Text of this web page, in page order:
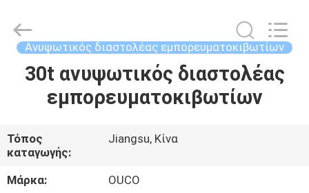
ΣΠΊΤΙ
ΒΊΝΤΕΟ
GROUP
Reserved.
Ανυψωτικός διαστολέας εμπορευματοκιβωτίων
30t ανυψωτικός διαστολέας
εμπορευματοκιβωτίων
Τόπος
καταγωγής:
Jiangsu, Κίνα
Μάρκα:
OUCO